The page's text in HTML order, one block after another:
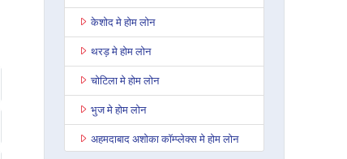
केशोद मे होम लोन
थरड़ मे होम लोन
चोटिला मे होम लोन
भुज मे होम लोन
अहमदाबाद अशोका कॉम्प्लेक्स मे होम लोन